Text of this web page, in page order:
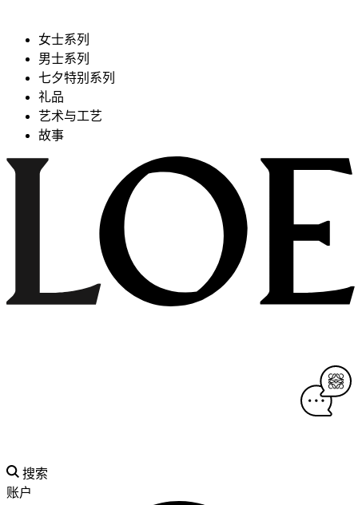
女士系列
男士系列
七夕特别系列
礼品
艺术与工艺
故事
搜索
账户